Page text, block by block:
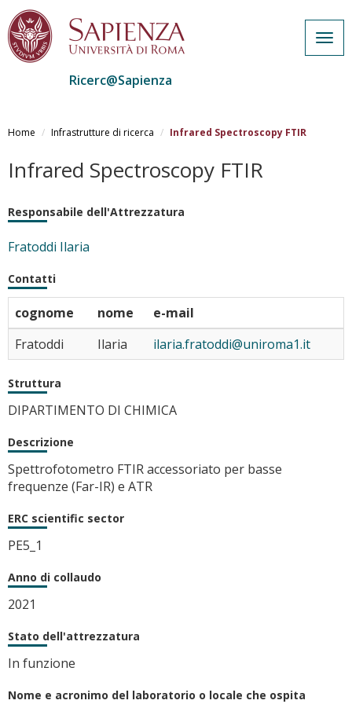
al
principale
Ricerc@Sapienza
Home Infrastrutture di ricerca Infrared Spectroscopy FTIR
Infrared Spectroscopy FTIR
Responsabile dell'Attrezzatura
Fratoddi Ilaria
Contatti
cognome nome
e-mail
Fratoddi
Ilaria ilaria.fratoddi@uniroma1.it
Struttura
DIPARTIMENTO DI CHIMICA
Descrizione
Spettrofotometro FTIR accessoriato per basse
frequenze (Far-IR) e ATR
ERC scientific sector
PE5_1
Anno di collaudo
2021
Stato dell'attrezzatura
In funzione
Nome e acronimo del laboratorio o locale che ospita